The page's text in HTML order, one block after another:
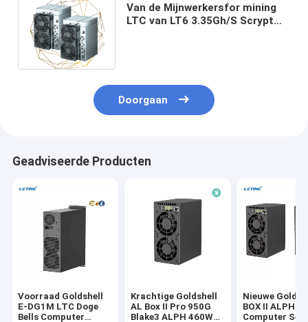
Van de Mijnwerkersfor mining
LTC van LT6 3.35Gh/S Scrypt
Doorgaan
Geadviseerde Producten
Voorraad Goldshell
E-DG1M LTC Doge
Bells Computer
Krachtige Goldshell
AL Box II Pro 950G
Blake3 ALPH 460W
Nieuwe
BOX II ALPH
Computer